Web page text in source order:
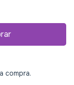
compra.